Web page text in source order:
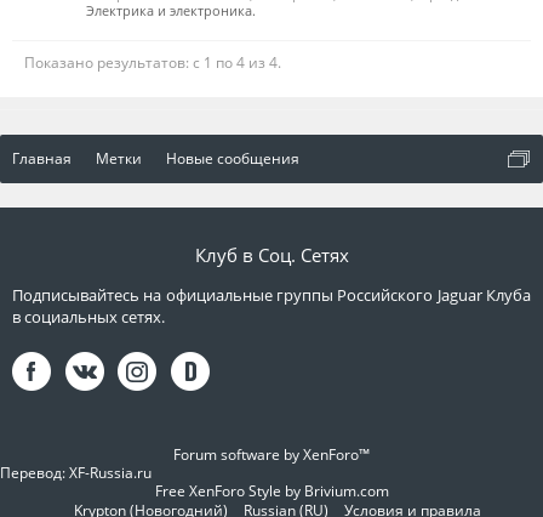
Электрика и электроника.
Показано результатов: с 1 по 4 из 4.
Главная Метки Новые сообщения
Клуб в Соц. Сетях
Подписывайтесь на официальные группы Российского Jaguar Клуба
в социальных сетях.
Forum software by XenForo™
Перевод:XF-Russia.ru
Free XenForo Style by Brivium.com
Krypton (Новогодний)
Russian (RU) Условия и правила